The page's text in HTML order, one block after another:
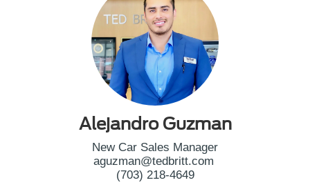
Alejandro Guzman
New Car Sales Manager
aguzman@tedbritt.com
(703) 218-4649